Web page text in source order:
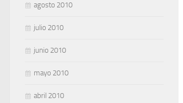
agosto 2010
julio 2010
junio 2010
mayo 2010
abril 2010